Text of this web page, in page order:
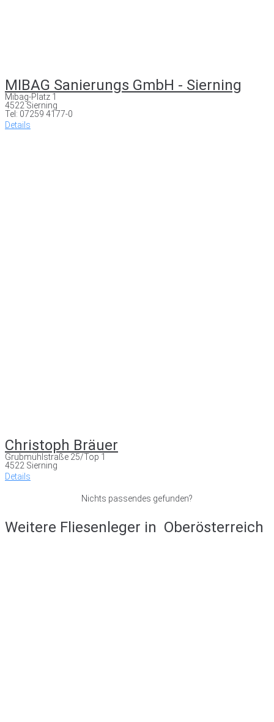
MIBAG Sanierungs GmbH - Sierning
Mibag-Platz 1
4522 Sierning
Tel: 07259 4177-0
Details
Christoph Bräuer
Grubmühlstraße 25/Top 1
4522 Sierning
Details
Nichts passendes gefunden?
Weitere Fliesenleger in Oberösterreich